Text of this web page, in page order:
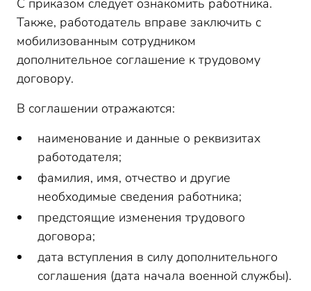
С приказом следует ознакомить работника.
Также, работодатель вправе заключить с
мобилизованным сотрудником
дополнительное соглашение к трудовому
договору.
В соглашении отражаются:
наименование и данные о реквизитах
работодателя;
фамилия, имя, отчество и другие
необходимые сведения работника;
предстоящие изменения трудового
договора;
дата вступления в силу дополнительного
соглашения (дата начала военной службы).